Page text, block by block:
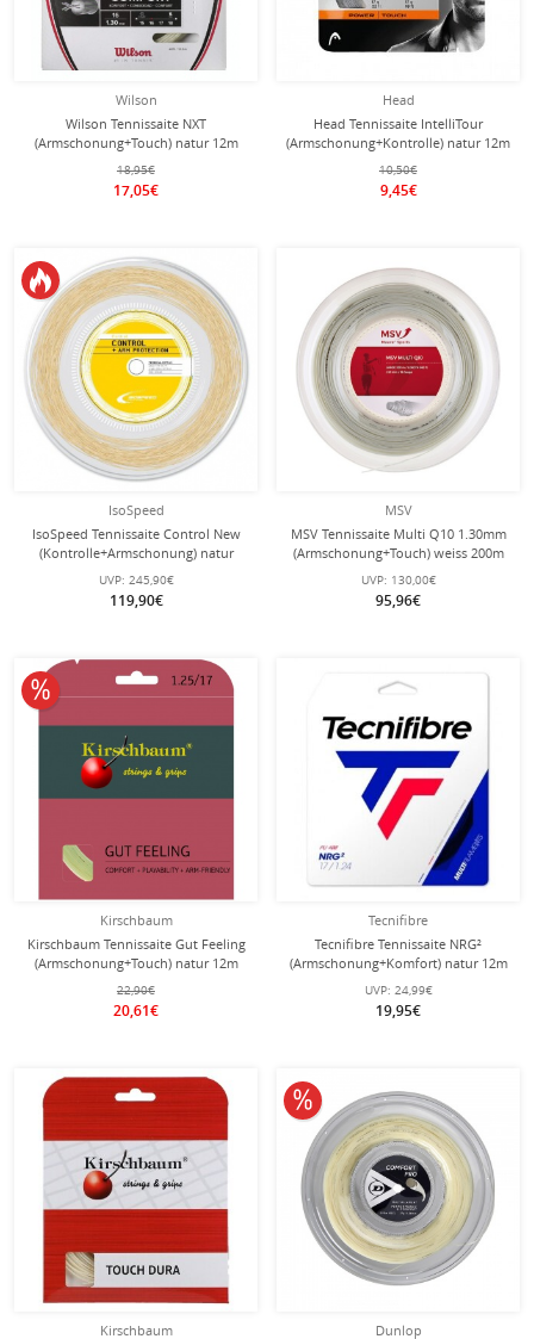
Wilson
Wilson Tennissaite NXT
(Armschonung+Touch) natur 12m
Set
18,95€
17,05€
Head
Head Tennissaite IntelliTour
(Armschonung+Kontrolle) natur 12m
Set
10,50€
9,45€
IsoSpeed
IsoSpeed Tennissaite Control New
(Kontrolle+Armschonung) natur
200m Rolle
UVP: 245,90€
119,90€
MSV
MSV Tennissaite Multi Q10 1.30mm
(Armschonung+Touch) weiss 200m
Rolle
UVP: 130,00€
95,96€
Kirschbaum
Kirschbaum Tennissaite Gut Feeling
(Armschonung+Touch) natur 12m
Set
22,90€
20,61€
10% reduziert
Tecnifibre
Tecnifibre Tennissaite NRG²
(Armschonung+Komfort) natur 12m
Set
UVP: 24,99€
19,95€
Kirschbaum
Dunlop
10% reduziert